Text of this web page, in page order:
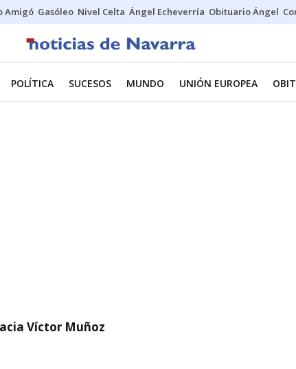
Amigó Gasóleo Nivel Celta Ángel Echeverría Obituario Ángel
POLÍTICA SUCESOS MUNDO UNIÓN EUROPEA
Víctor Muñoz